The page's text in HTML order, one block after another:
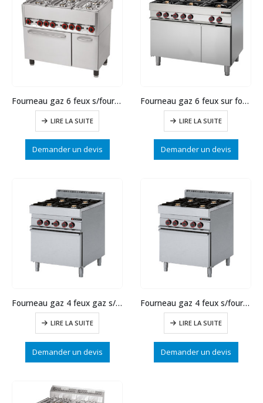
Fourneau gaz 6 feux s/four élect GN1/1 + placard
LIRE LA SUITE
Demander un devis
Fourneau gaz 6 feux sur four gaz GN2/1 + placard
LIRE LA SUITE
Demander un devis
Fourneau gaz 4 feux gaz s/four élect GN2/1
LIRE LA SUITE
Demander un devis
Fourneau gaz 4 feux s/four gaz GN 2/1
LIRE LA SUITE
Demander un devis